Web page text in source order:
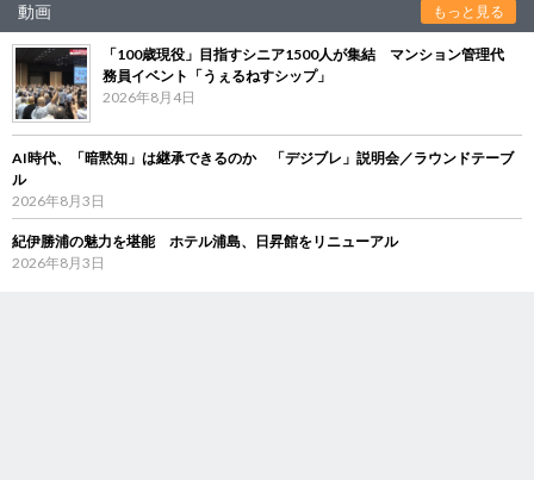
動画 もっと見る
「100歳現役」目指すシニア1500人が集結 マンション管理代
務員イベント「うぇるねすシップ」
2026年8月4日
AI時代、「暗黙知」は継承できるのか 「デジブレ」説明会／ラウンドテーブ
ル
2026年8月3日
紀伊勝浦の魅力を堪能 ホテル浦島、日昇館をリニューアル
2026年8月3日